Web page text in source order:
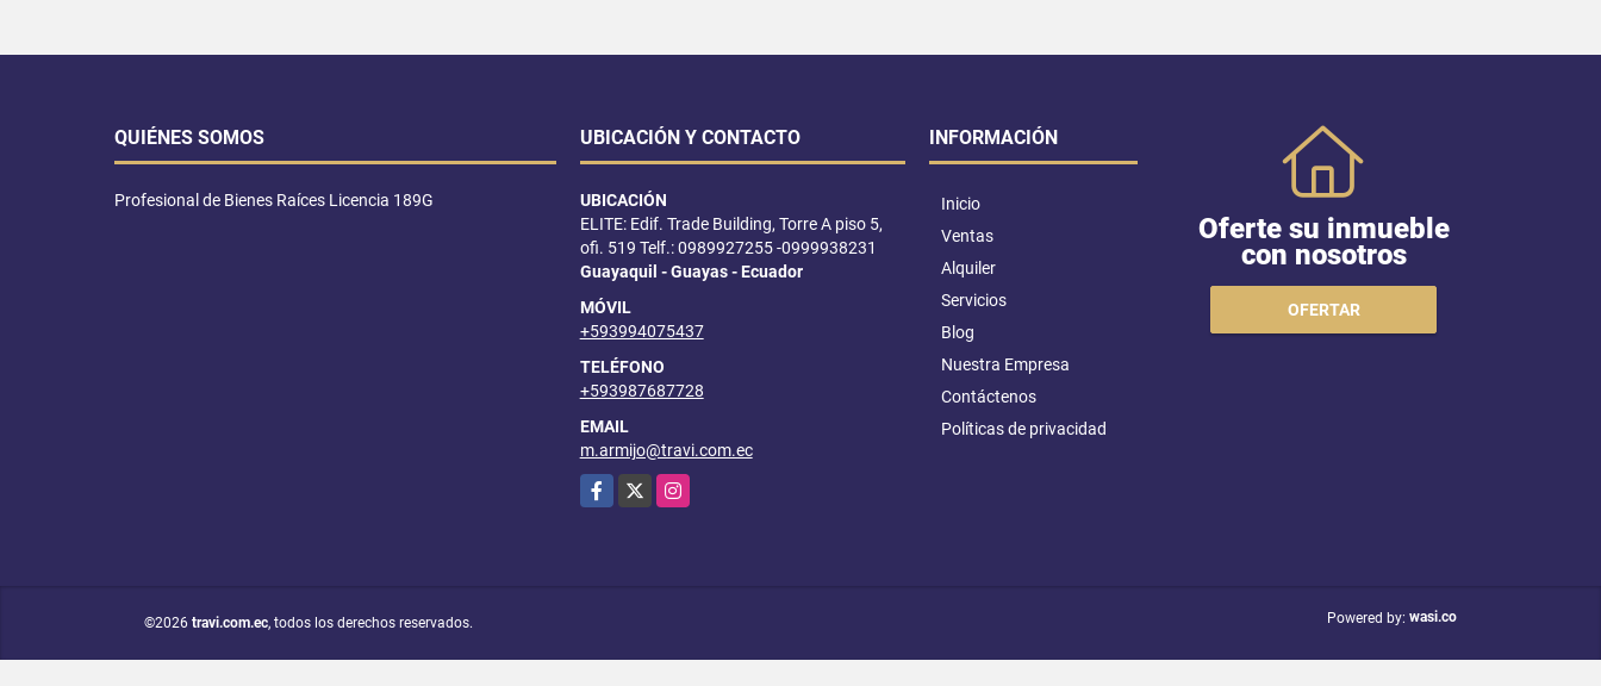
QUIÉNES SOMOS
Profesional de Bienes Raíces Licencia 189G
UBICACIÓN Y CONTACTO
UBICACIÓN
ELITE: Edif. Trade Building, Torre A piso 5,
ofi. 519 Telf.: 0989927255 -0999938231
Guayaquil - Guayas - Ecuador
MÓVIL
+593994075437
TELÉFONO
+593987687728
EMAIL
m.armijo@travi.com.ec
Facebook
X Instagram
INFORMACIÓN
Inicio
Ventas
Alquiler
Servicios
Blog
Nuestra Empresa
Contáctenos
Políticas de privacidad
Oferte su inmueble
con nosotros
OFERTAR
©2026 travi.com.ec, todos los derechos reservados. Powered by: wasi.co